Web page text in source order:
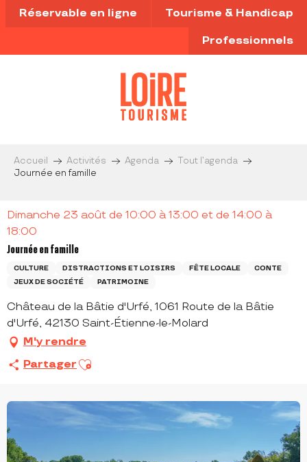
Aller
au
principal
Réservable en ligne Tourisme & Handicap
Professionnels
Accueil Activités Agenda
Tout l’agenda
Journée en famille
Dimanche 23 août de 10:00 à 13:00 et de 14:00 à
18:00
Journée en famille
CULTURE DISTRACTIONS ET LOISIRS FÊTE LOCALE
CONTE
JEUX DE SOCIÉTÉ
PATRIMOINE
Château de la Bâtie d'Urfé, 1061 Route de la Bâtie
d'Urfé, 42130 Saint-Étienne-le-Molard
M'y rendre
Partager Ajouter aux favoris